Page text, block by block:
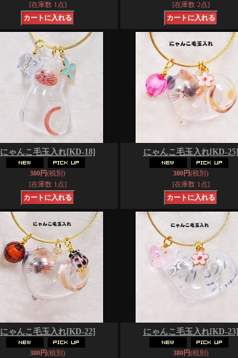
[在庫数 1点]
[在庫数 2点]
にゃんこ毛玉入れ[KD-18]
380円(税別)
[在庫数 1点]
にゃんこ毛玉入れ[KD-25]
380円(税別)
[在庫数 1点]
にゃんこ毛玉入れ[KD-22]
380円(税別)
にゃんこ毛玉入れ[KD-23]
380円(税別)